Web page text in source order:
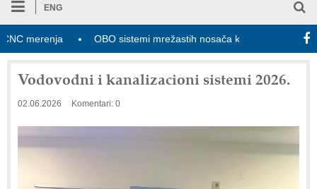
ENG
OBO sistemi mrežastih nosača kablova Novi
Vodovodni i kanalizacioni sistemi 2026.
02.06.2026 Komentari: 0